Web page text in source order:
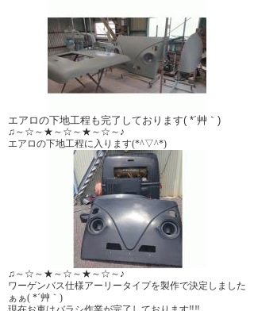
エアロの下地工程も完了しております( *´艸｀)
♫～☆～★～☆～★～☆～♪
エアロの下地工程に入ります(*^▽^*)
♫～☆～★～☆～★～☆～♪
ワーゲンバス仕様アーリータイプを製作で決定しました
ぁぁ( *´艸｀)